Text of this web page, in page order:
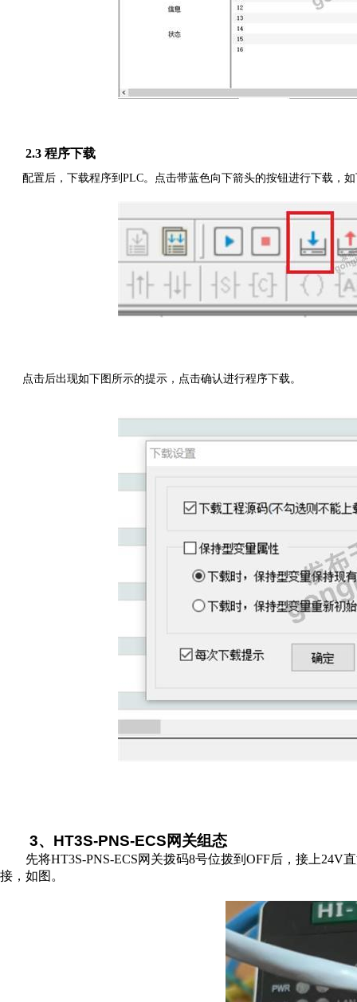
2.3 程序下载
配置后，下载程序到 PLC。点击带蓝色向下箭头的按钮进行下载，
点击后出现如下图所示的提示，点击确认进行程序下载。
3、 HT3S-PNS-ECS网关组态
先将HT3S-PNS-ECS网关拨码8号位拨到OFF后，接上24V
接，如图。